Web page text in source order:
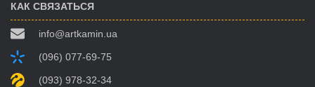
КАК СВЯЗАТЬСЯ
info@artkamin.ua
(096) 077-69-75
(093) 978-32-34